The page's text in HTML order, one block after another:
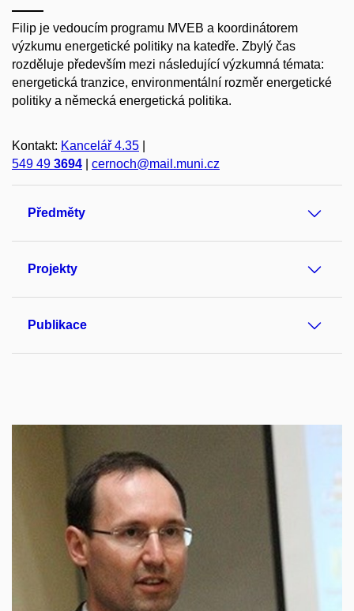
Filip je vedoucím programu MVEB a koordinátorem
výzkumu energetické politiky na katedře. Zbylý čas
rozděluje především mezi následující výzkumná témata:
energetická tranzice, environmentální rozměr energetické
politiky a německá energetická politika.
Kontakt: Kancelář 4.35
549 49 3694 cernoch@mail.muni.cz
Předměty
Projekty
Publikace